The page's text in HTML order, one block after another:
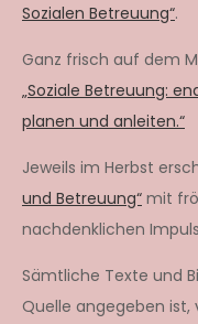
Sozialen Betreuung“.
Ganz frisch auf dem
„Soziale Betreuung:
planen und anleiten.“
Jeweils im Herbst
und Betreuung“ mit
nachdenklichen
Sämtliche Texte und
Quelle angegeben ist,